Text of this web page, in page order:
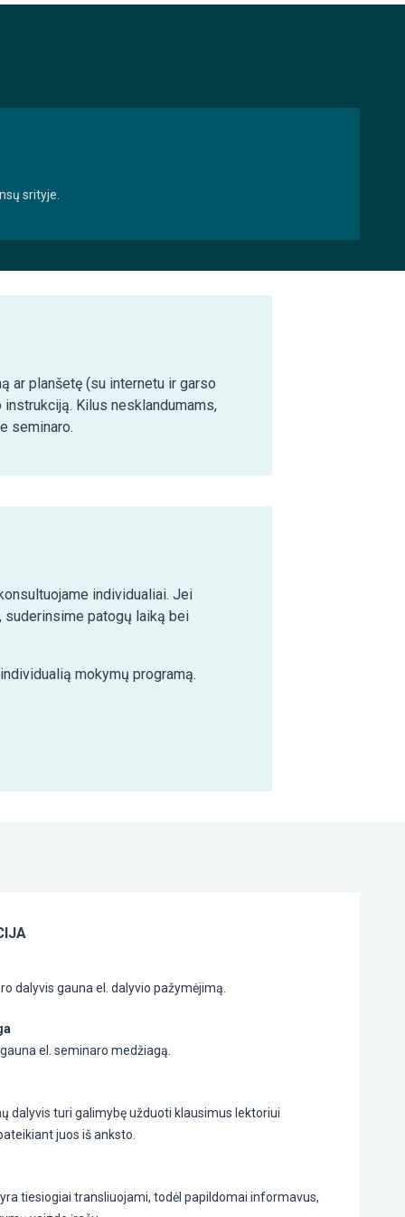
srityje.
ar planšetę (su internetu ir garso
Kilus nesklandumams,
seminaro.
individualiai. Jei
patogų laiką bei
mokymų programą.
dalyvis gauna el. dalyvio pažymėjimą.
el. seminaro medžiagą.
dalyvis turi galimybę užduoti klausimus lektoriui
juos iš anksto.
tiesiogiai transliuojami, todėl papildomai informavus,